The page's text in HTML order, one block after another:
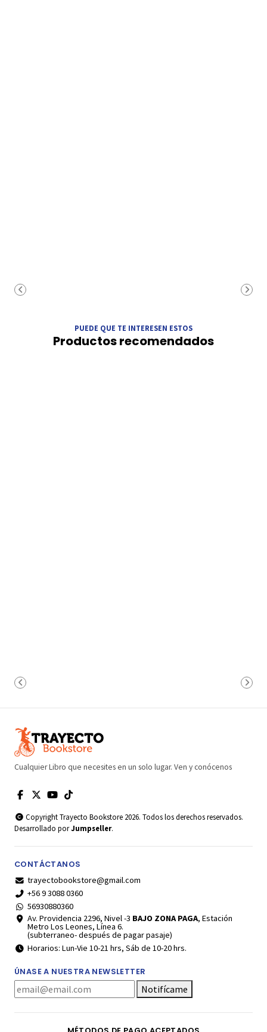
PUEDE QUE TE INTERESEN ESTOS
Productos recomendados
Cualquier Libro que necesites en un solo lugar. Ven y conócenos
Copyright Trayecto Bookstore 2026. Todos los derechos reservados.
Desarrollado porJumpseller.
CONTÁCTANOS
trayectobookstore@gmail.com
+56 9 3088 0360
56930880360
Av. Providencia 2296, Nivel -3 BAJO ZONA PAGA, Estación
Metro Los Leones, Línea 6.
(subterraneo- después de pagar pasaje)
Horarios: Lun-Vie 10-21 hrs, Sáb de 10-20 hrs.
ÚNASE A NUESTRA NEWSLETTER
Notifícame